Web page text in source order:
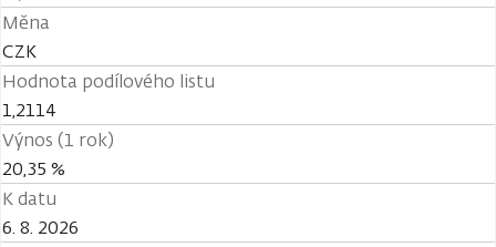
Měna
CZK
Hodnota podílového listu
1,2114
Výnos (1 rok)
20,35 %
K datu
6. 8. 2026